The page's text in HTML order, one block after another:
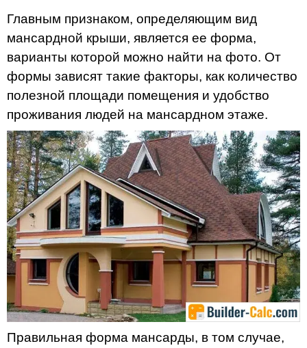
Главным признаком, определяющим вид
мансардной крыши, является ее форма,
варианты которой можно найти на фото. От
формы зависят такие факторы, как количество
полезной площади помещения и удобство
проживания людей на мансардном этаже.
Правильная форма мансарды, в том случае,